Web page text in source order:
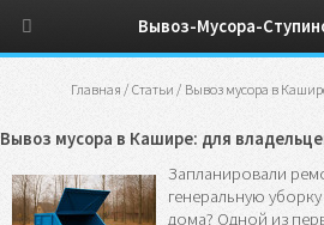
Главная / Статьи / Вывоз мусора в
Вывоз мусора в Кашире: для
Запланировали
генеральную
дома? Одной из
Вывоз-Мусора-